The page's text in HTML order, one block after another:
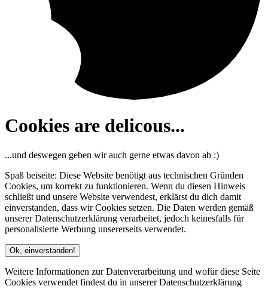
Cookies are delicous...
...und deswegen geben wir auch gerne etwas davon ab :)
Spaß beiseite: Diese Website benötigt aus technischen Gründen
Cookies, um korrekt zu funktionieren. Wenn du diesen Hinweis
schließt und unsere Website verwendest, erklärst du dich damit
einverstanden, dass wir Cookies setzen. Die Daten werden gemäß
unserer Datenschutzerklärung verarbeitet, jedoch keinesfalls für
personalisierte Werbung unsererseits verwendet.
Ok, einverstanden!
Weitere Informationen zur Datenverarbeitung und wofür diese Seite
Cookies verwendet findest du in unserer Datenschutzerklärung